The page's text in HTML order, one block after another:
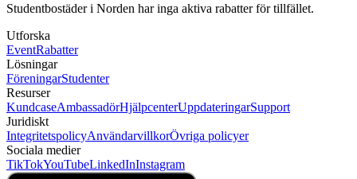
Studentbostäder i Norden har inga aktiva rabatter för tillfället.
Utforska
EventRabatter
Lösningar
FöreningarStudenter
Resurser
KundcaseAmbassadörHjälpcenterUppdateringarSupport
Juridiskt
IntegritetspolicyAnvändarvillkorÖvriga policyer
Sociala medier
TikTokYouTubeLinkedInInstagram